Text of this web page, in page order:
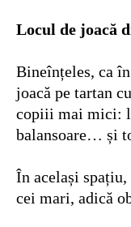
Locul de joacă
Bineînțeles, ca
joacă pe tartan
copiii mai mici:
balansoare… și
În același
cei mari, adică